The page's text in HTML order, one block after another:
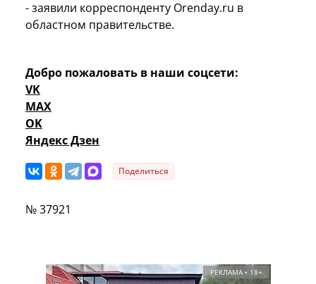
- заявили корреспонденту Orenday.ru в
областном правительстве.
Добро пожаловать в наши соцсети:
VK
MAX
OK
Яндекс Дзен
Поделиться
№ 37921
РЕКЛАМА • 18+